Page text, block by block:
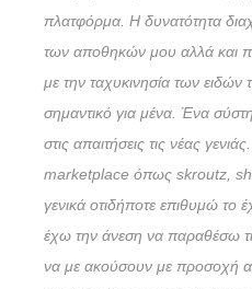
πλατφόρμα. Η δυνατότητα
των αποθηκών μου αλλά και
με την ταχυκινησία των ειδών
σημαντικό για μένα. Ένα
στις απαιτήσεις τις νέας
marketplace όπως skroutz,
γενικά οτιδήποτε επιθυμώ
έχω την άνεση να παραθέσω
να με ακούσουν με προσοχή